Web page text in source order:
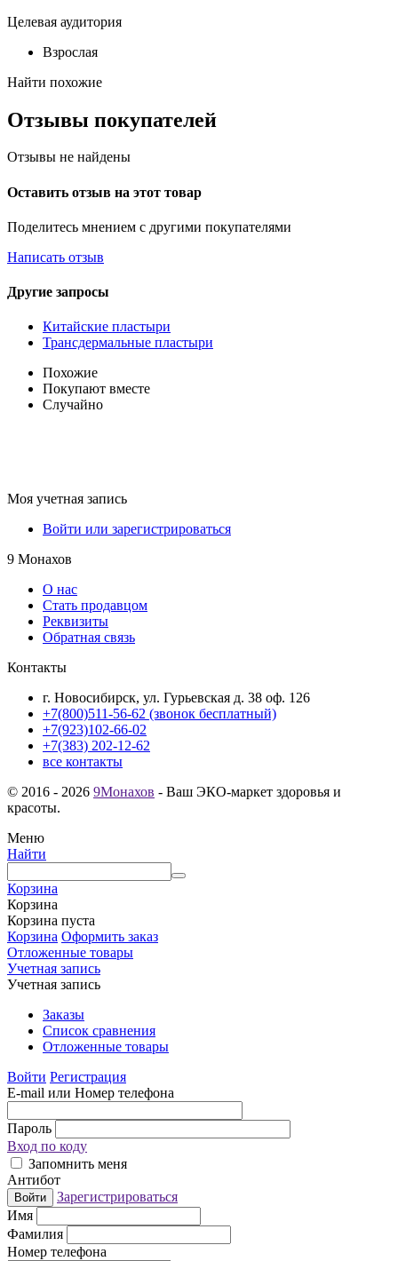
Целевая аудитория
Взрослая
Найти похожие
Отзывы покупателей
Отзывы не найдены
Оставить отзыв на этот товар
Поделитесь мнением с другими покупателями
Написать отзыв
Другие запросы
Китайские пластыри
Трансдермальные пластыри
Похожие
Покупают вместе
Случайно
Моя учетная запись
Войти или зарегистрироваться
9 Монахов
О нас
Стать продавцом
Реквизиты
Обратная связь
Контакты
г. Новосибирск, ул. Гурьевская д. 38 оф. 126
+7(800)511-56-62 (звонок бесплатный)
+7(923)102-66-02
+7(383) 202-12-62
все контакты
© 2016 - 2026 9Монахов - Ваш ЭКО-маркет здоровья и
красоты.
Меню
Найти
Корзина
Корзина
Корзина пуста
Корзина Оформить заказ
Отложенные товары
Учетная запись
Учетная запись
Заказы
Список сравнения
Отложенные товары
Войти Регистрация
E-mail или Номер телефона
Пароль
Вход по коду
Запомнить меня
Антибот
Войти
Зарегистрироваться
Имя
Фамилия
Номер телефона